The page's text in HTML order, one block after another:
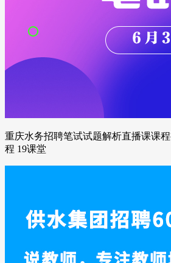
重庆水务招聘笔试试题解析直播课课
程 19课堂